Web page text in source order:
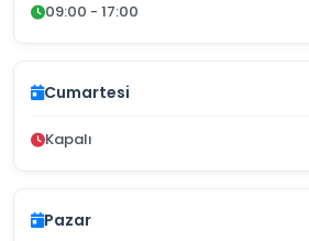
09:00 - 17:00
Cumartesi
Kapalı
Pazar